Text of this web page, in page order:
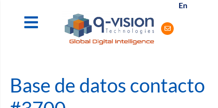
En
Base de datos contacto